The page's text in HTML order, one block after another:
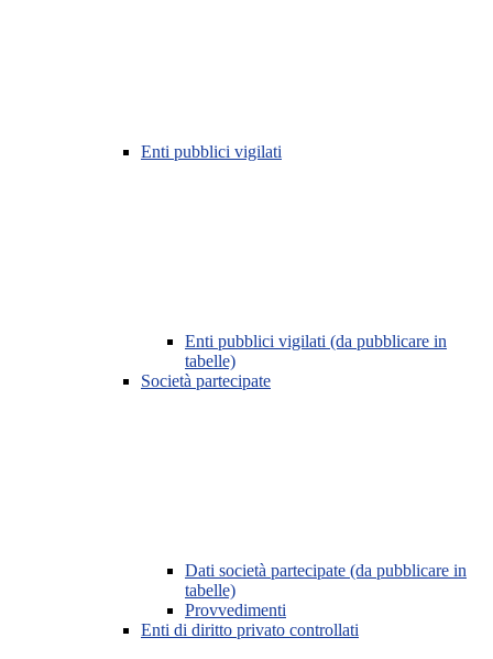
Enti pubblici vigilati
Enti pubblici vigilati (da pubblicare in
tabelle)
Società partecipate
Dati società partecipate (da pubblicare in
tabelle)
Provvedimenti
Enti di diritto privato controllati